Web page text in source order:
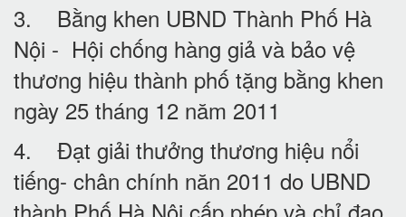
3. Bằng khen UBND Thành Phố Hà
Nội - Hội chống hàng giả và bảo vệ
thương hiệu thành phố tặng bằng khen
ngày 25 tháng 12 năm 2011
4. Đạt giải thưởng thương hiệu nổi
tiếng- chân chính năn 2011 do UBND